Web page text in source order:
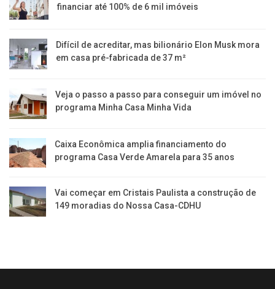
financiar até 100% de 6 mil imóveis
Difícil de acreditar, mas bilionário Elon Musk mora
em casa pré-fabricada de 37 m²
Veja o passo a passo para conseguir um imóvel no
programa Minha Casa Minha Vida
Caixa Econômica amplia financiamento do
programa Casa Verde Amarela para 35 anos
Vai começar em Cristais Paulista a construção de
149 moradias do Nossa Casa-CDHU